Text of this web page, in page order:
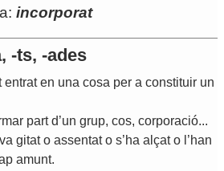
incorporat
-ts, -ades
entrat en una cosa per a constituir un
part d’un grup, cos, corporació...
gitat o assentat o s’ha alçat o ’han
amunt.